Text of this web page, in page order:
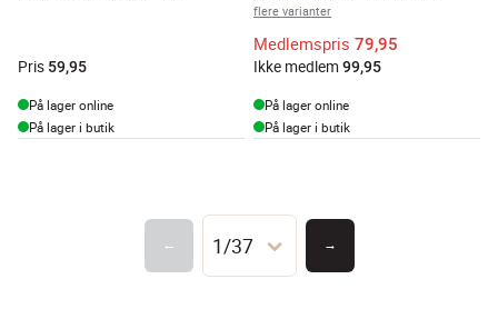
Pris 59,95
På lager online
På lager i butik
flere varianter
Medlemspris 79,95
Ikke medlem 99,95
På lager online
På lager i butik
← 1/37 →